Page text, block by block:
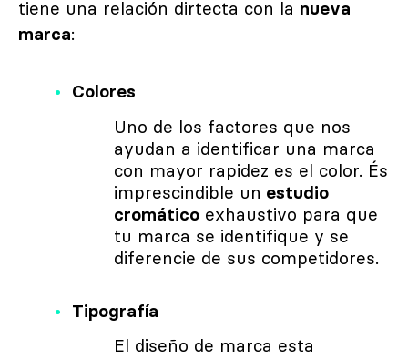
tiene una relación dirtecta con la nueva
marca:
Colores
Uno de los factores que nos
ayudan a identificar una marca
con mayor rapidez es el color. És
imprescindible un estudio
cromático exhaustivo para que
tu marca se identifique y se
diferencie de sus competidores.
Tipografía
El diseño de marca esta